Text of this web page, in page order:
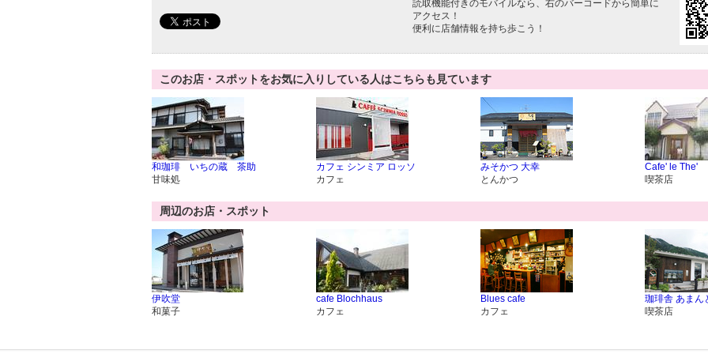
読取機能付きのモバイルなら、右のバーコードから簡単に
アクセス！
便利に店舗情報を持ち歩こう！
このお店・スポットをお気に入りしている人はこちらも見ています
和珈琲 いちの蔵 茶助
甘味処
カフェ シンミア ロッソ
カフェ
みそかつ 大幸
とんかつ
Cafe' le The'
喫茶店
周辺のお店・スポット
伊吹堂
和菓子
cafe Blochhaus
カフェ
Blues cafe
カフェ
珈琲舎 あまん
喫茶店